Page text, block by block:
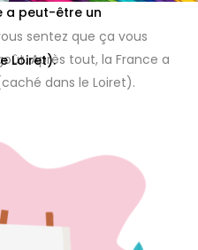
a peut-être un
Loiret).
sentez que ça vous
Après tout, la France a
dans le Loiret).